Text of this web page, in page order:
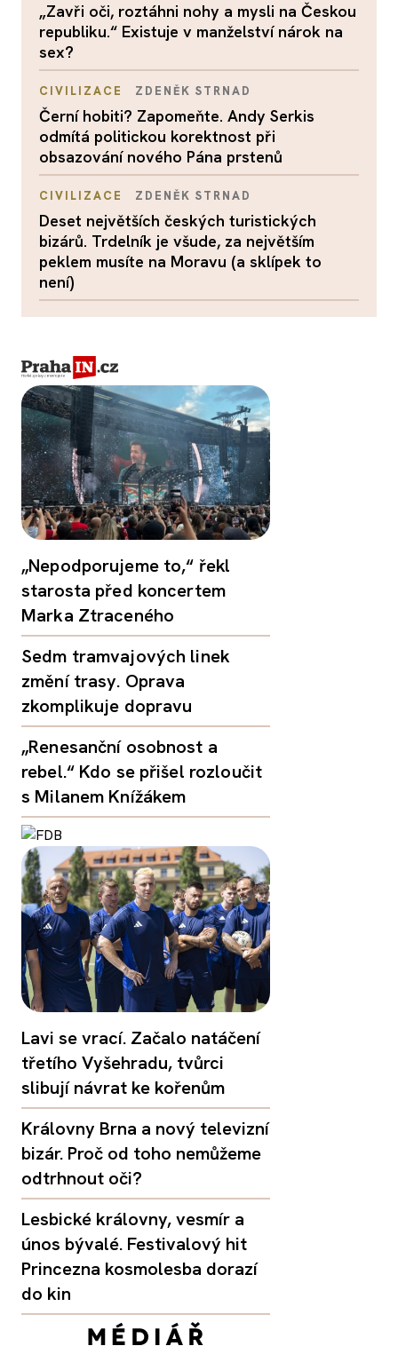
„Zavři oči, roztáhni nohy a mysli na Českou
republiku.“ Existuje v manželství nárok na
sex?
CIVILIZACE ZDENĚK STRNAD
Černí hobiti? Zapomeňte. Andy Serkis
odmítá politickou korektnost při
obsazování nového Pána prstenů
CIVILIZACE ZDENĚK STRNAD
Deset největších českých turistických
bizárů. Trdelník je všude, za největším
peklem musíte na Moravu (a sklípek to
není)
„Nepodporujeme to,“ řekl
starosta před koncertem
Marka Ztraceného
Sedm tramvajových linek
změní trasy. Oprava
zkomplikuje dopravu
„Renesanční osobnost a
rebel.“ Kdo se přišel rozloučit
s Milanem Knížákem
Lavi se vrací. Začalo natáčení
třetího Vyšehradu, tvůrci
slibují návrat ke kořenům
Královny Brna a nový televizní
bizár. Proč od toho nemůžeme
odtrhnout oči?
Lesbické královny, vesmír a
únos bývalé. Festivalový hit
Princezna kosmolesba dorazí
do kin